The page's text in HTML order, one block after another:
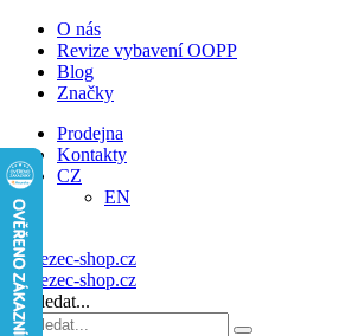
O nás
Revize vybavení OOPP
Blog
Značky
Prodejna
Kontakty
CZ
EN
Vyhledat...